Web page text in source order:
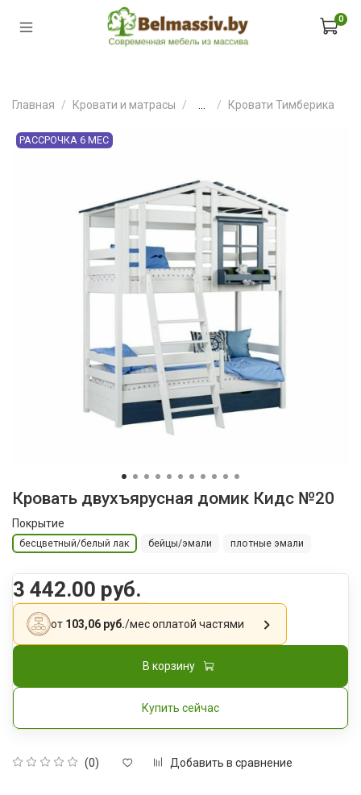
0
Главная Кровати и матрасы Кровати Тимберика
РАССРОЧКА 6 МЕС
Кровать двухъярусная домик Кидс №20
(0) Добавить в сравнение
Покрытие
бесцветный/белый лак бейцы/эмали плотные эмали
3 442.00 руб.
от 103,06 руб./месоплатой частями
В корзину
Купить сейчас